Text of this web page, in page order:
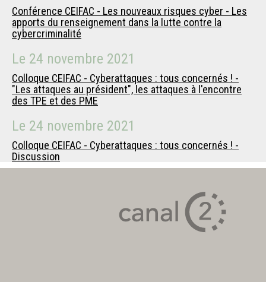
Conférence CEIFAC - Les nouveaux risques cyber - Les
apports du renseignement dans la lutte contre la
cybercriminalité
Le 24 novembre 2021
Colloque CEIFAC - Cyberattaques : tous concernés ! -
"Les attaques au président", les attaques à l'encontre
des TPE et des PME
Le 24 novembre 2021
Colloque CEIFAC - Cyberattaques : tous concernés ! -
Discussion